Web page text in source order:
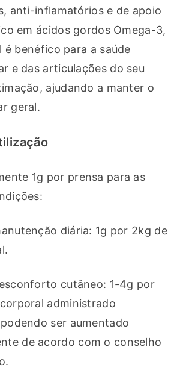
anti-inflamatórios e de apoio
em ácidos gordos Omega-3,
é benéfico para a saúde
e das articulações do seu
ajudando a manter o
geral.
1g por prensa para as
diária: 1g por 2kg de
cutâneo: 1-4g por
administrado
ser aumentado
de acordo com o conselho